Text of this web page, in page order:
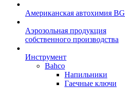
Американская автохимия BG
Аэрозольная продукция
собственного производства
Инструмент
Bahco
Напильники
Гаечные ключи